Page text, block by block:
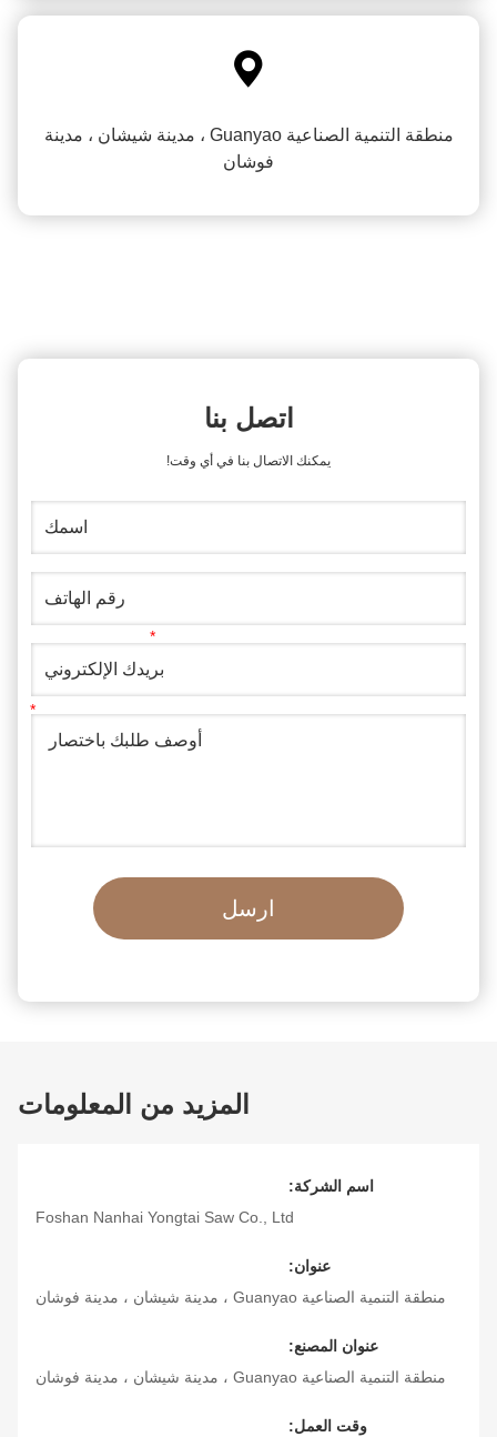

منطقة التنمية الصناعية Guanyao ، مدينة شيشان ، مدينة
فوشان
اتصل بنا
يمكنك الاتصال بنا في أي وقت!
ارسل
المزيد من المعلومات
اسم الشركة:
Foshan Nanhai Yongtai Saw Co., Ltd
عنوان:
منطقة التنمية الصناعية Guanyao ، مدينة شيشان ، مدينة فوشان
عنوان المصنع:
منطقة التنمية الصناعية Guanyao ، مدينة شيشان ، مدينة فوشان
وقت العمل: